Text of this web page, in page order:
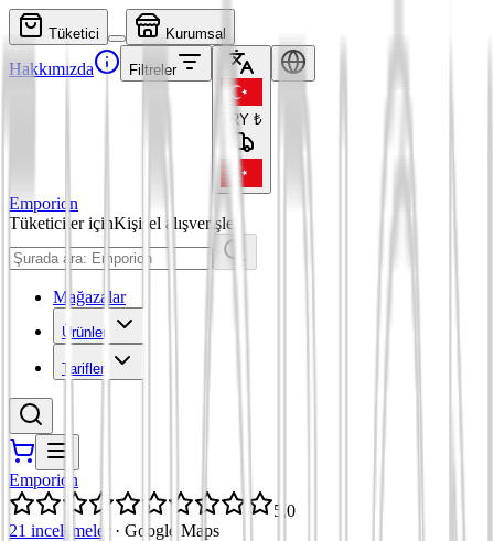
Tüketici Kurumsal
Hakkımızda Filtreler
TRY ₺
Emporion
Tüketiciler içinKişisel alışverişler
Mağazalar
Ürünler
Tarifler
Emporion
5,0
21 incelemeler
· Google Maps